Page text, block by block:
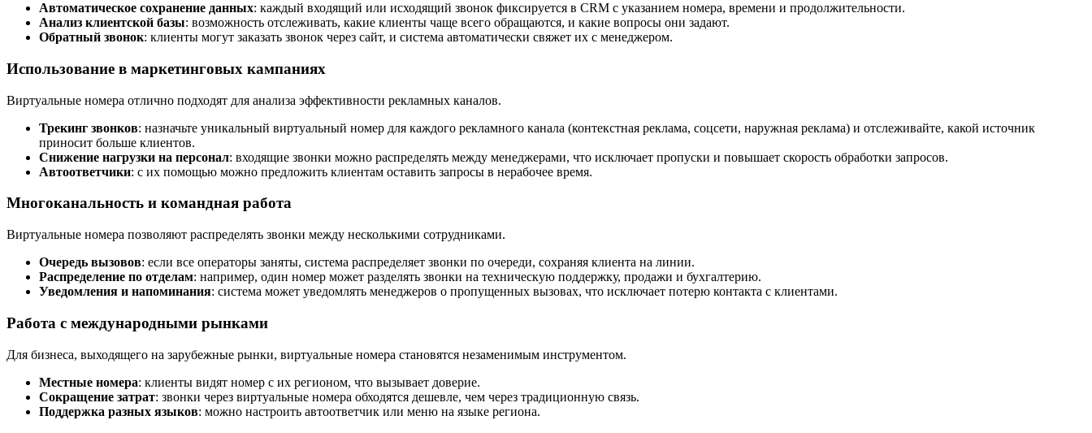
Автоматическое сохранение данных: каждый входящий или исходящий звонок фиксируется в CRM с указанием номера, времени и продолжительности.
Анализ клиентской базы: возможность отслеживать, какие клиенты чаще всего обращаются, и какие вопросы они задают.
Обратный звонок: клиенты могут заказать звонок через сайт, и система автоматически свяжет их с менеджером.
Использование в маркетинговых кампаниях
Виртуальные номера отлично подходят для анализа эффективности рекламных каналов.
Трекинг звонков: назначьте уникальный виртуальный номер для каждого рекламного канала (контекстная реклама, соцсети, наружная реклама) и отслеживайте, какой источник
приносит больше клиентов.
Снижение нагрузки на персонал: входящие звонки можно распределять между менеджерами, что исключает пропуски и повышает скорость обработки запросов.
Автоответчики: с их помощью можно предложить клиентам оставить запросы в нерабочее время.
Многоканальность и командная работа
Виртуальные номера позволяют распределять звонки между несколькими сотрудниками.
Очередь вызовов: если все операторы заняты, система распределяет звонки по очереди, сохраняя клиента на линии.
Распределение по отделам: например, один номер может разделять звонки на техническую поддержку, продажи и бухгалтерию.
Уведомления и напоминания: система может уведомлять менеджеров о пропущенных вызовах, что исключает потерю контакта с клиентами.
Работа с международными рынками
Для бизнеса, выходящего на зарубежные рынки, виртуальные номера становятся незаменимым инструментом.
Местные номера: клиенты видят номер с их регионом, что вызывает доверие.
Сокращение затрат: звонки через виртуальные номера обходятся дешевле, чем через традиционную связь.
Поддержка разных языков: можно настроить автоответчик или меню на языке региона.